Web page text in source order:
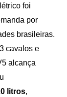
foi
por
brasileiras.
cavalos e
litros,